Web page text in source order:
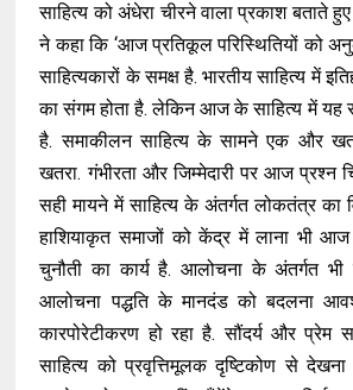
साहित्य को अंधेरा चीरने वाला प्रकाश बताते हुए
ने कहा कि ‘आज प्रतिकूल परिस्थितियों को
साहित्यकारों के समक्ष है. भारतीय साहित्य में
का संगम होता है. लेकिन आज के साहित्य में यह
है. समाकीलन साहित्य के सामने एक और
खतरा. गंभीरता और जिम्मेदारी पर आज प्रश्न
सही मायने में साहित्य के अंतर्गत लोकतंत्र का
हाशियाकृत समाजों को केंद्र में लाना भी
चुनौती का कार्य है. आलोचना के अंतर्गत भी
आलोचना पद्धति के मानदंड को बदलना
कारपोरेटीकरण हो रहा है. सौंदर्य और प्रेम
साहित्य को प्रवृत्तिमूलक दृष्टिकोण से